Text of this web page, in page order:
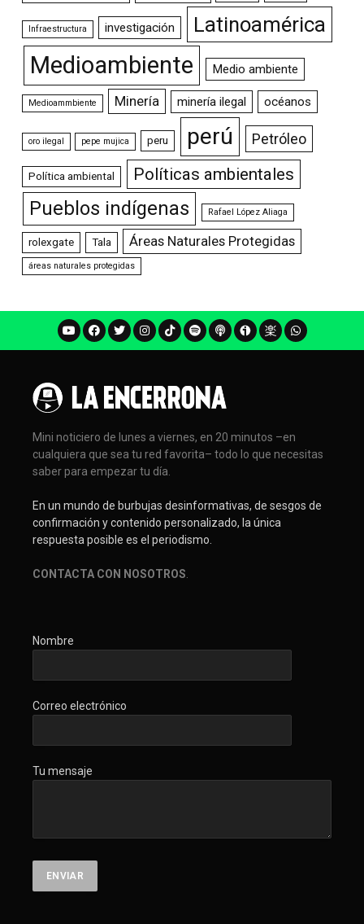
Infraestructura investigación Latinoamérica
Medioambiente Medio ambiente
Medioammbiente Minería minería ilegal océanos
oro ilegal pepe mujica peru perú Petróleo
Política ambiental Políticas ambientales
Pueblos indígenas Rafael López Aliaga
rolexgate Tala Áreas Naturales Protegidas
áreas naturales protegidas
Mini noticiero de lunes a viernes, en 20 minutos –en
cualquiera que sea tu red favorita– todo lo que necesitas
saber para empezar tu día.
En un mundo de burbujas desinformativas, de sesgos de
confirmación y contenido personalizado, la única
respuesta posible es el periodismo.
CONTACTA CON NOSOTROS
Nombre
Correo electrónico
Tu mensaje